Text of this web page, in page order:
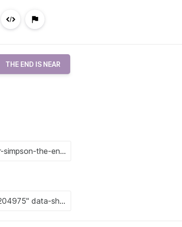
THE END IS NEAR